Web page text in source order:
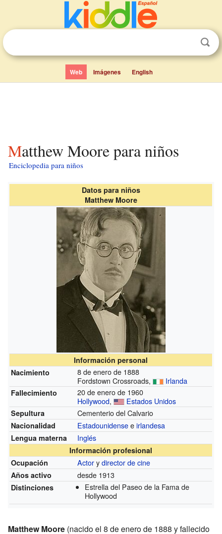
Web Imágenes English
Matthew Moore para niños
Enciclopedia para niños
Datos para niños
Matthew Moore
Información personal
Nacimiento
8 de enero de 1888
Fordstown Crossroads,
Irlanda
Fallecimiento
20 de enero de 1960
Hollywood, Estados Unidos
Sepultura Cementerio del Calvario
Nacionalidad Estadounidenseeirlandesa
Lengua materna Inglés
Información profesional
Ocupación
Actorydirector de cine
Años activo desde 1913
Distinciones
Estrella del Paseo de la Fama de
Hollywood
Matthew Moore (nacido el 8 de enero de 1888 y fallecido